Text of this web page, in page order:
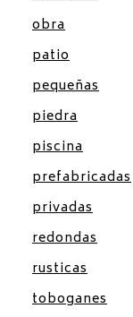
obra
patio
pequeñas
piedra
piscina
prefabricadas
privadas
redondas
rusticas
toboganes